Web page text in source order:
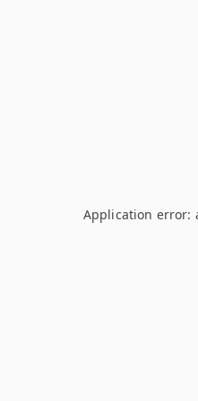
Application error: